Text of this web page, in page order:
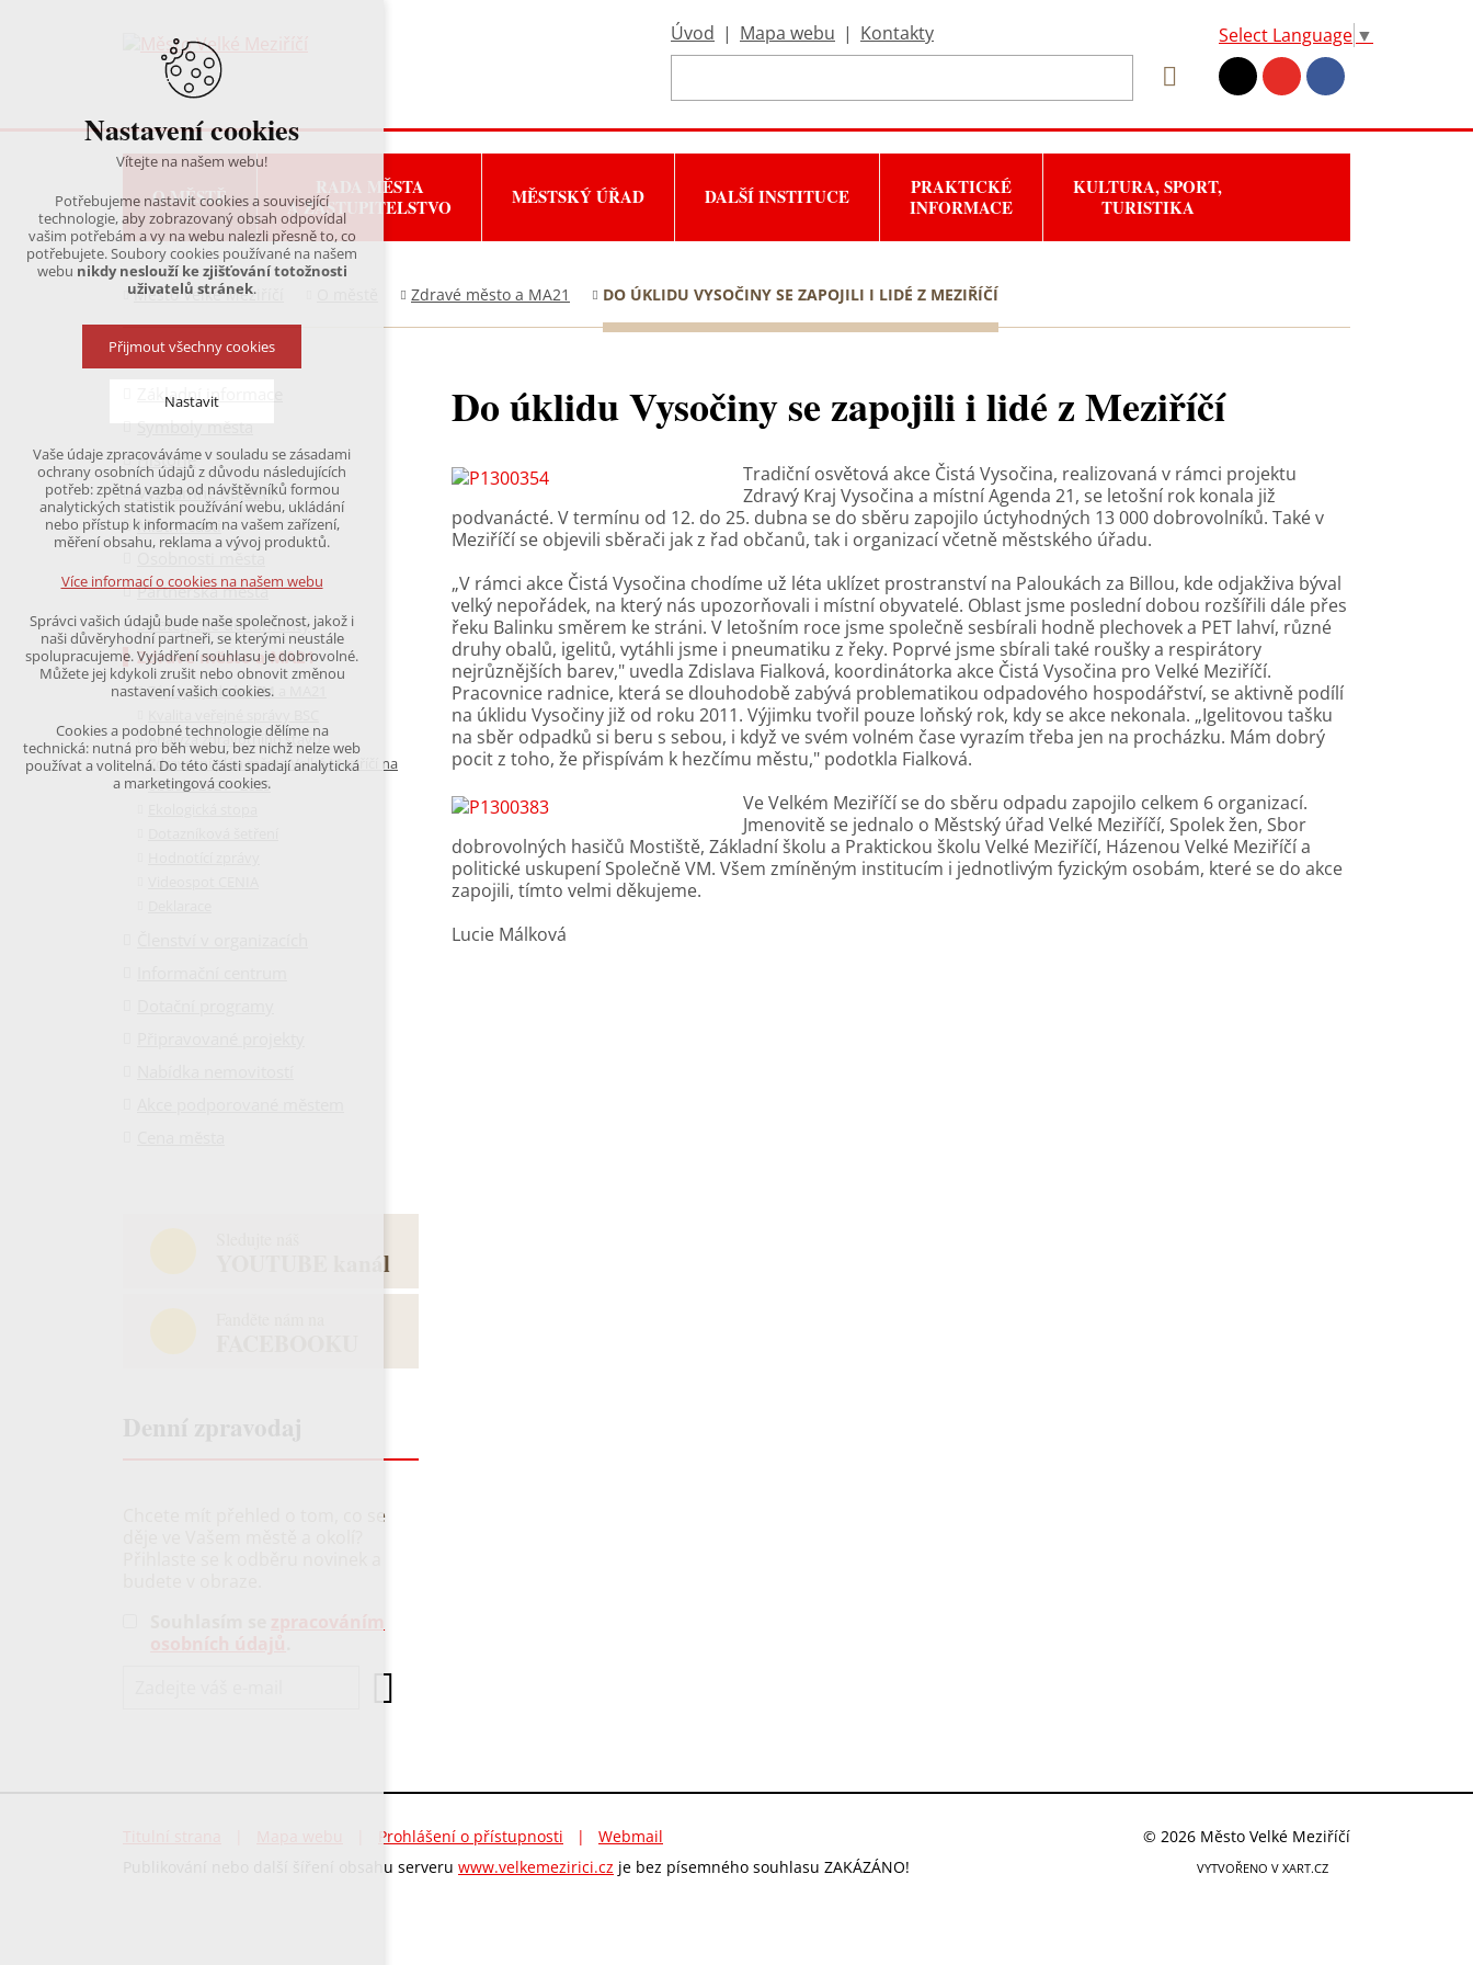
Úvod | Mapa webu | Kontakty Select Language ▼
O MĚSTĚ
RADA MĚSTA
A ZASTUPITELSTVO
MĚSTSKÝ ÚŘAD DALŠÍ INSTITUCE
PRAKTICKÉ
INFORMACE
KULTURA, SPORT,
TURISTIKA
Město Velké Meziříčí Zdravé město a MA21 DO ÚKLIDU VYSOČINY SE ZAPOJILI I LIDÉ Z MEZIŘÍČÍ
Do úklidu Vysočiny se zapojili i lidé z Meziříčí
Tradiční osvětová akce Čistá Vysočina, realizovaná v rámci projektu
Zdravý Kraj Vysočina a místní Agenda 21, se letošní rok konala již
podvanácté. V termínu od 12. do 25. dubna se do sběru zapojilo úctyhodných 13 000 dobrovolníků. Také v
Meziříčí se objevili sběrači jak z řad občanů, tak i organizací včetně městského úřadu.
„V rámci akce Čistá Vysočina chodíme už léta uklízet prostranství na Paloukách za Billou, kde odjakživa býval
velký nepořádek, na který nás upozorňovali i místní obyvatelé. Oblast jsme poslední dobou rozšířili dále přes
řeku Balinku směrem ke stráni. V letošním roce jsme společně sesbírali hodně plechovek a PET lahví, různé
druhy obalů, igelitů, vytáhli jsme i pneumatiku z řeky. Poprvé jsme sbírali také roušky a respirátory
nejrůznějších barev," uvedla Zdislava Fialková, koordinátorka akce Čistá Vysočina pro Velké Meziříčí.
Pracovnice radnice, která se dlouhodobě zabývá problematikou odpadového hospodářství, se aktivně podílí
na úklidu Vysočiny již od roku 2011. Výjimku tvořil pouze loňský rok, kdy se akce nekonala. „Igelitovou tašku
na sběr odpadků si beru s sebou, i když ve svém volném čase vyrazím třeba jen na procházku. Mám dobrý
pocit z toho, že přispívám k hezčímu městu," podotkla Fialková.
Ve Velkém Meziříčí se do sběru odpadu zapojilo celkem 6 organizací.
Jmenovitě se jednalo o Městský úřad Velké Meziříčí, Spolek žen, Sbor
dobrovolných hasičů Mostiště, Základní školu a Praktickou školu Velké Meziříčí, Házenou Velké Meziříčí a
politické uskupení Společně VM. Všem zmíněným institucím i jednotlivým fyzickým osobám, které se do akce
zapojili, tímto velmi děkujeme.
Lucie Málková
Základní informace
Symboly města
Historie
Významné objekty
Místní části
Partnerská města
Strategické dokumenty
Zdravé město a MA21
Zápisy z jednání ZM a MA21
Analýza zdravotního stavu
Zdravotní plán města Velké Meziříčí na
období 2021 - 2025
YOUTUBE kanál
Chcete mít přehled o tom, co se
Prohlášení o přístupnosti | Webmail
Publikování nebo další šíření obsahu serveru www.velkemezirici.cz je bez písemného souhlasu ZAKÁZÁNO!
© 2026 Město Velké Meziříčí
VYTVOŘENO V XART.CZ
Nastavení cookies
Vítejte na našem webu!
Potřebujeme nastavit cookies a související
technologie, aby zobrazovaný obsah odpovídal
vašim potřebám a vy na webu nalezli přesně to, co
potřebujete. Soubory cookies používané na našem
webu nikdy neslouží ke zjišťování totožnosti
uživatelů stránek.
Přijmout všechny cookies
Nastavit
Technická cookies
nutná pro provozování webu
udržení kontextu stránek (session): případná
přihlášení, volby jazyka, apod.
analytická pro anonymizované vyhodnocení
návštěvnosti
marketingová cookies
(Google,Hotjar,Leadfeeder))
Více informací o cookies na našem webu
Přijmout všechny cookies
Odmítnout vše
Vaše údaje zpracováváme v souladu se zásadami
ochrany osobních údajů z důvodu následujících
potřeb: zpětná vazba od návštěvníků formou
analytických statistik používání webu, ukládání
nebo přístup k informacím na vašem zařízení,
měření obsahu, reklama a vývoj produktů.
Více informací o cookies na našem webu
Správci vašich údajů bude naše společnost, jakož i
naši důvěryhodní partneři, se kterými neustále
spolupracujeme. Vyjádření souhlasu je dobrovolné.
Můžete jej kdykoli zrušit nebo obnovit změnou
nastavení vašich cookies.
Cookies a podobné technologie dělíme na
technická: nutná pro běh webu, bez nichž nelze web
používat a volitelná. Do této části spadají analytická
a marketingová cookies.